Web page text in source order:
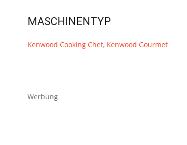
MASCHINENTYP
Kenwood Cooking Chef, Kenwood Gourmet
Werbung